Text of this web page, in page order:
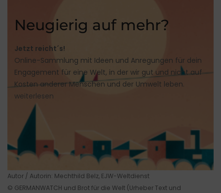
Neugierig auf mehr?
Jetzt reicht´s!
Online-Sammlung mit Ideen und Anregungen für dein
Engagement für eine Welt, in der wir gut und nicht auf
Kosten anderer Menschen und der Umwelt leben.
weiterlesen
Autor / Autorin: Mechthild Belz, EJW-Weltdienst
© GERMANWATCH und Brot für die Welt (Urheber Text und